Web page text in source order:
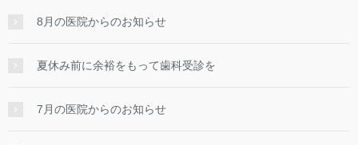
8月の医院からのお知らせ
夏休み前に余裕をもって歯科受診を
7月の医院からのお知らせ